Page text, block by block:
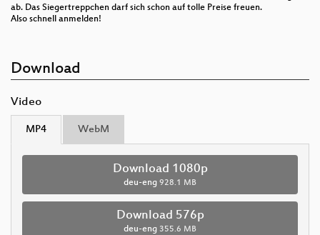
ab. Das Siegertreppchen darf sich schon auf tolle Preise freuen.
Also schnell anmelden!
Download
Video
MP4 WebM
Download 1080p
deu-eng 928.1 MB
Download 576p
deu-eng 355.6 MB